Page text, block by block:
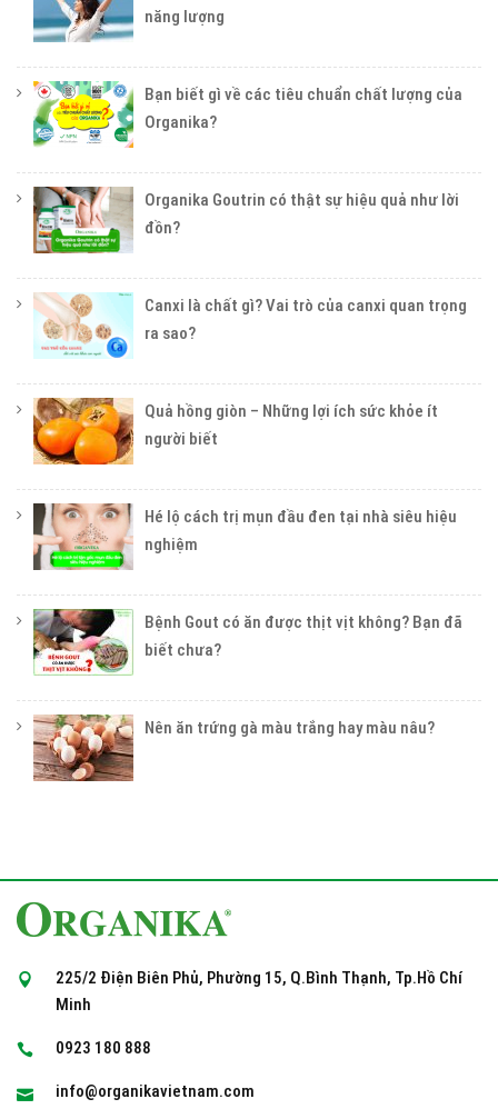
năng lượng
Bạn biết gì về các tiêu chuẩn chất lượng của
Organika?
Organika Goutrin có thật sự hiệu quả như lời
đồn?
Canxi là chất gì? Vai trò của canxi quan trọng
ra sao?
Quả hồng giòn – Những lợi ích sức khỏe ít
người biết
Hé lộ cách trị mụn đầu đen tại nhà siêu hiệu
nghiệm
Bệnh Gout có ăn được thịt vịt không? Bạn đã
biết chưa?
Nên ăn trứng gà màu trắng hay màu nâu?
225/2 Điện Biên Phủ, Phường 15, Q.Bình Thạnh, Tp.Hồ Chí
Minh
0923 180 888
info@organikavietnam.com